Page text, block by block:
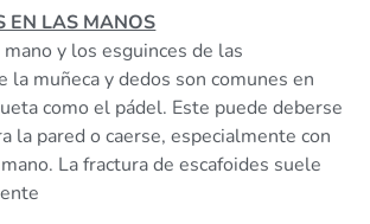
EN LAS MANOS
y los esguinces de las
la muñeca y dedos son comunes en
como el pádel. Este puede deberse
la pared o caerse, especialmente con
La fractura de escafoides suele